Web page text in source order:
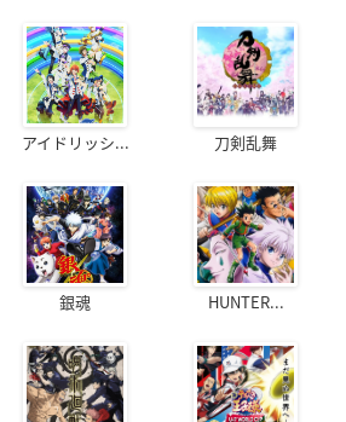
アイドリッシ... 刀剣乱舞
銀魂 HUNTER...